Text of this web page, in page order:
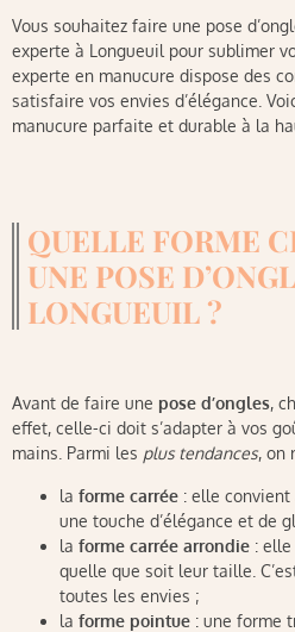
Vous souhaitez faire une pose
experte à Longueuil pour sublimer
experte en manucure dispose des
satisfaire vos envies d’élégance.
manucure parfaite et durable à la
QUELLE FORME
UNE POSE
LONGUEUIL ?
Avant de faire une pose d’ongles,
effet, celle-ci doit s’adapter à vos
mains. Parmi les plus tendances, on
la forme carrée : elle
une touche d’élégance et de
la forme carrée arrondie :
quelle que soit leur taille.
toutes les envies ;
la forme pointue : une forme